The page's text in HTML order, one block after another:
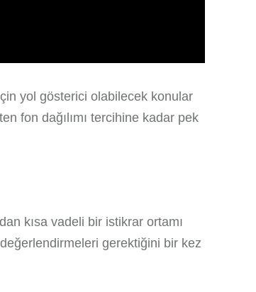
yol gösterici olabilecek konular
fon dağılımı tercihine kadar pek
kısa vadeli bir istikrar ortamı
gerektiğini bir kez